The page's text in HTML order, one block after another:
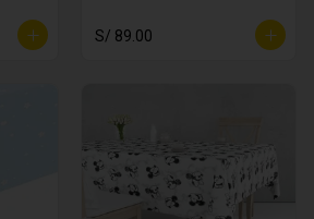
S/ 89.00